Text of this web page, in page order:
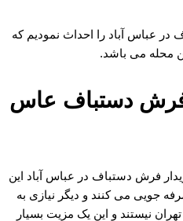
عباس آباد را احداث نمودیم که
محله می باشد.
فرش دستباف عاس
فرش دستباف در عباس آباد این
جویی می کنند و دیگر نیازی به
نیستند و این یک مزیت بسیار